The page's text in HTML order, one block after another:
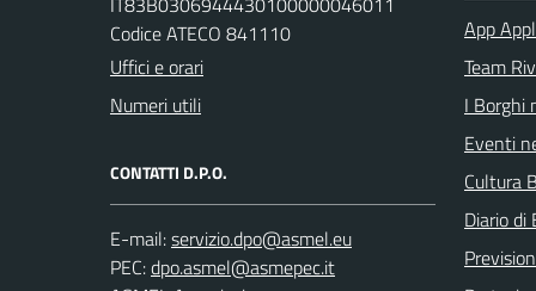
Codice ATECO 841110
Uffici e orari
Numeri utili
CONTATTI D.P.O.
E-mail:
PEC:
App
Team
I Borghi
Eventi
Cultura
Diario di